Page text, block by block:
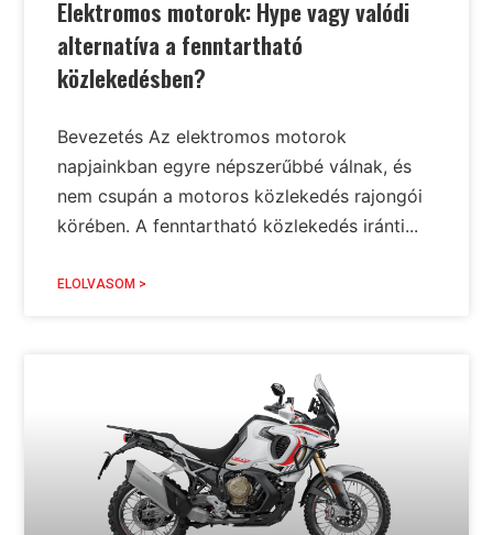
Elektromos motorok: Hype vagy valódi
alternatíva a fenntartható
közlekedésben?
Bevezetés Az elektromos motorok
napjainkban egyre népszerűbbé válnak, és
nem csupán a motoros közlekedés rajongói
körében. A fenntartható közlekedés iránti...
ELOLVASOM >